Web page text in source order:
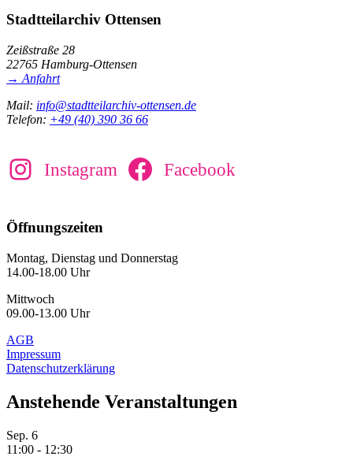
Stadtteilarchiv Ottensen
Zeißstraße 28
22765 Hamburg-Ottensen
→ Anfahrt
Mail: info@stadtteilarchiv-ottensen.de
Telefon: +49 (40) 390 36 66
Instagram Facebook
Öffnungszeiten
Montag, Dienstag und Donnerstag
14.00-18.00 Uhr
Mittwoch
09.00-13.00 Uhr
AGB
Impressum
Datenschutzerklärung
Anstehende Veranstaltungen
Sep. 6
11:00 - 12:30